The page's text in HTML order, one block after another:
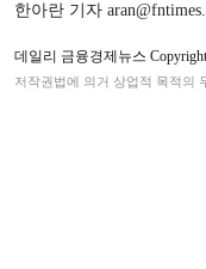
한아란 기자
데일리 금융경제뉴스
저작권법에 의거 상업적 목적의